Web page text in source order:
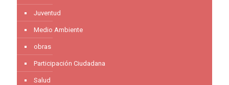
Juventud
Medio Ambiente
obras
Participación Ciudadana
Salud